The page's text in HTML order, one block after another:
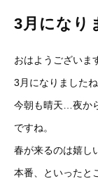
3月になり
おはようございま
3月になりました
今朝も晴天…夜か
ですね。
春が来るのは嬉し
本番、といったと